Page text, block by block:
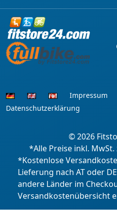
Impressum
Datenschutzerklärung
© 2026
*Alle Preise inkl.
*Kostenlose
Lieferung nach AT oder
andere Länder im
Versandkostenübersicht